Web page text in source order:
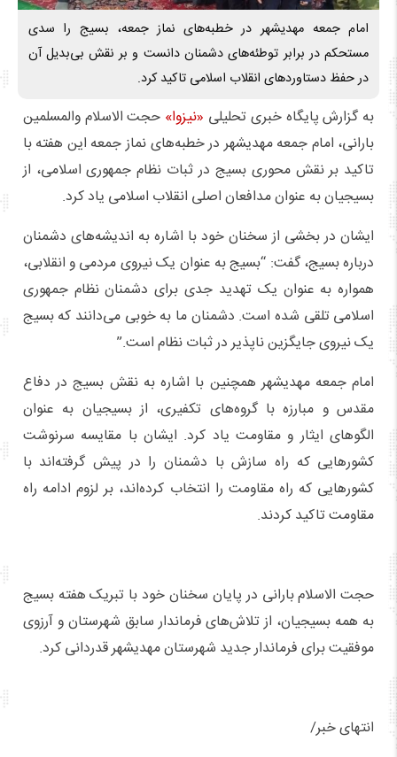
امام جمعه مهدیشهر در خطبه‌های نماز جمعه، بسیج را سدی
مستحکم در برابر توطئه‌های دشمنان دانست و بر نقش بی‌بدیل آن
در حفظ دستاوردهای انقلاب اسلامی تاکید کرد.
به گزارش پایگاه خبری تحلیلی «نیزوا» حجت الاسلام والمسلمین
بارانی، امام جمعه مهدیشهر در خطبه‌های نماز جمعه این هفته با
تاکید بر نقش محوری بسیج در ثبات نظام جمهوری اسلامی، از
بسیجیان به عنوان مدافعان اصلی انقلاب اسلامی یاد کرد.
ایشان در بخشی از سخنان خود با اشاره به اندیشه‌های دشمنان
درباره بسیج، گفت: “بسیج به عنوان یک نیروی مردمی و انقلابی،
همواره به عنوان یک تهدید جدی برای دشمنان نظام جمهوری
اسلامی تلقی شده است. دشمنان ما به خوبی می‌دانند که بسیج
یک نیروی جایگزین ناپذیر در ثبات نظام است.”
امام جمعه مهدیشهر همچنین با اشاره به نقش بسیج در دفاع
مقدس و مبارزه با گروه‌های تکفیری، از بسیجیان به عنوان
الگوهای ایثار و مقاومت یاد کرد. ایشان با مقایسه سرنوشت
کشورهایی که راه سازش با دشمنان را در پیش گرفته‌اند با
کشورهایی که راه مقاومت را انتخاب کرده‌اند، بر لزوم ادامه راه
مقاومت تاکید کردند.
حجت الاسلام بارانی در پایان سخنان خود با تبریک هفته بسیج
به همه بسیجیان، از تلاش‌های فرماندار سابق شهرستان و آرزوی
موفقیت برای فرماندار جدید شهرستان مهدیشهر قدردانی کرد.
انتهای خبر/